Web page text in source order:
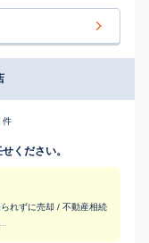
件
ください。
れずに売却 / 不動産相続